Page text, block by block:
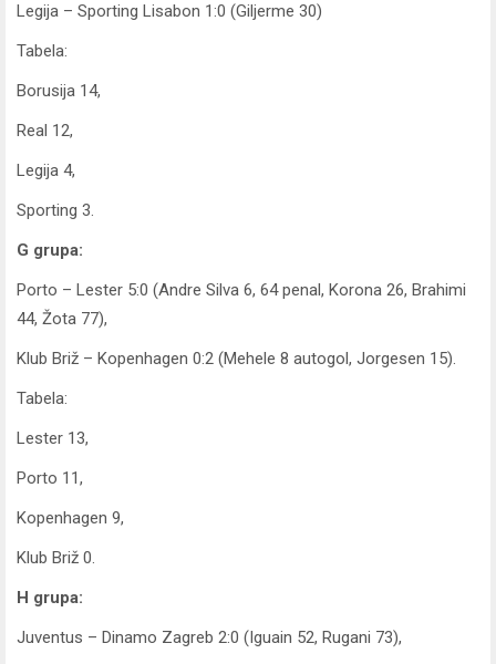
Legija – Sporting Lisabon 1:0 (Giljerme 30)
Tabela:
Borusija 14,
Real 12,
Legija 4,
Sporting 3.
G grupa:
Porto – Lester 5:0 (Andre Silva 6, 64 penal, Korona 26, Brahimi
44, Žota 77),
Klub Briž – Kopenhagen 0:2 (Mehele 8 autogol, Jorgesen 15).
Tabela:
Lester 13,
Porto 11,
Kopenhagen 9,
Klub Briž 0.
H grupa:
Juventus – Dinamo Zagreb 2:0 (Iguain 52, Rugani 73),